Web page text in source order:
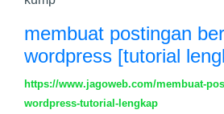
membuat postingan
wordpress [tutorial
https://www.jagoweb.com/membuat-
wordpress-tutorial-lengkap